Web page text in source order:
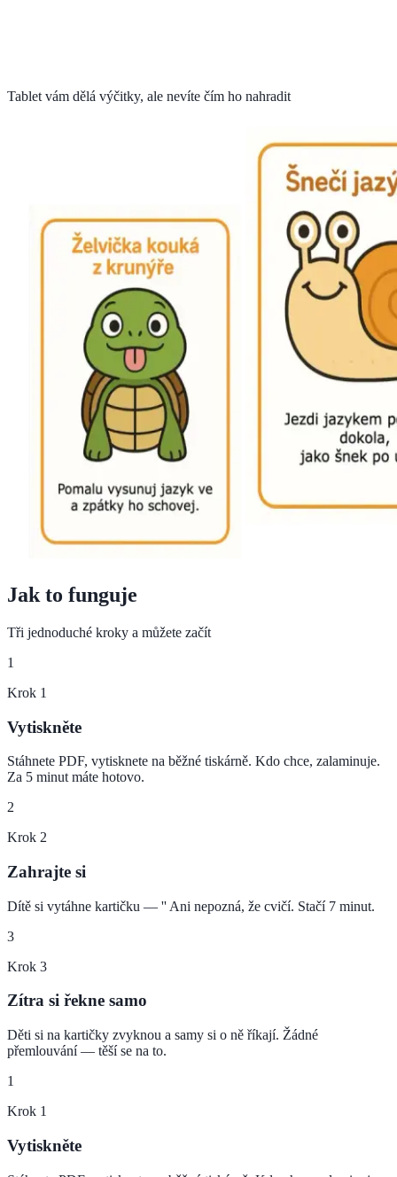
Tablet vám dělá výčitky, ale nevíte čím ho nahradit
Jak to funguje
Tři jednoduché kroky a můžete začít
1
Krok 1
Vytiskněte
Stáhnete PDF, vytisknete na běžné tiskárně. Kdo chce, zalaminuje.
Za 5 minut máte hotovo.
2
Krok 2
Zahrajte si
Dítě si vytáhne kartičku — '' Ani nepozná, že cvičí. Stačí 7 minut.
3
Krok 3
Zítra si řekne samo
Děti si na kartičky zvyknou a samy si o ně říkají. Žádné
přemlouvání — těší se na to.
1
Krok 1
Vytiskněte